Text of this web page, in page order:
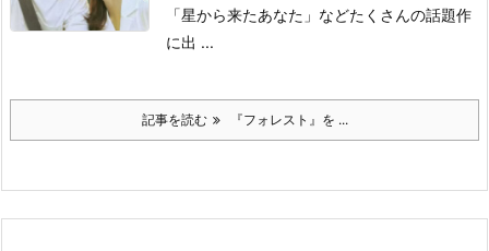
「星から来たあなた」などたくさんの話題作
に出 ...
記事を読む 『フォレスト』を ...